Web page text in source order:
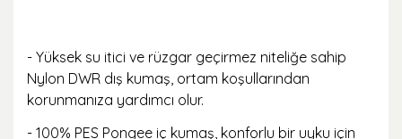
- Yüksek su itici ve rüzgar geçirmez niteliğe sahip
Nylon DWR dış kumaş, ortam koşullarından
korunmanıza yardımcı olur.
- 100% PES Pongee iç kumaş, konforlu bir uyku için